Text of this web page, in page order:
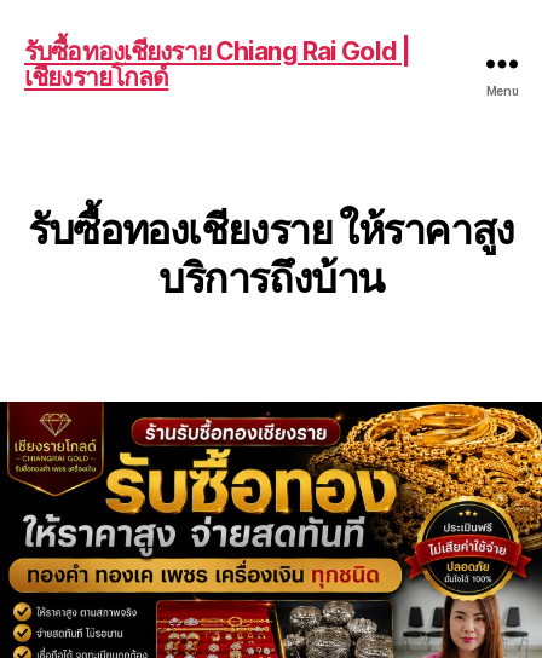
รับซื้อทองเชียงราย Chiang Rai Gold |
เชียงรายโกลด์
Menu
รับซื้อทองเชียงราย ให้ราคาสูง
บริการถึงบ้าน